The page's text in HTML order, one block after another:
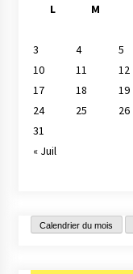
L
M
3
4 5
10
11 12
17
18 19
24
25 26
31
« Juil
Calendrier du mois